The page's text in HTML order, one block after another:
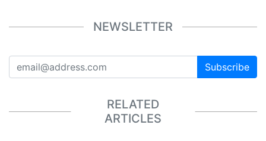
NEWSLETTER
Subscribe
RELATED
ARTICLES